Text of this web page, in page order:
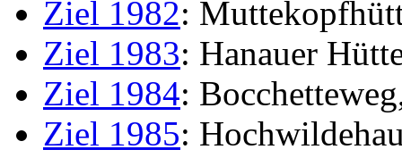
Ziel 1982:
Ziel 1983: Hanauer
Ziel 1984:
Ziel 1985: